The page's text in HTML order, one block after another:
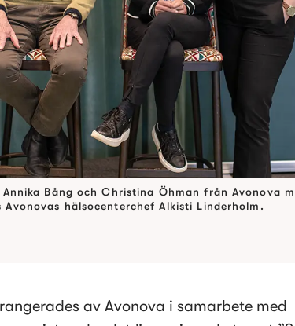
Bång och Christina Öhman från Avonova
hälsocenterchef Alkisti Linderholm.
av Avonova i samarbete med